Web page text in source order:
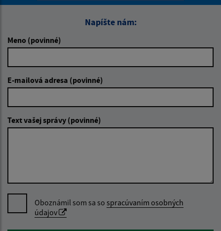
Napíšte nám:
Meno (povinné)
E-mailová adresa (povinné)
Text vašej správy (povinné)
Oboznámil som sa so spracúvaním osobných
údajov